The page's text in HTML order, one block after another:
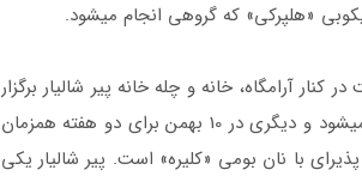
«هلپرکی» که گروهی انجام می­شود.
آرامگاه، خانه و چله خانه پیر شالیار برگزار
می­شود، یکی در 15 اردیبهشت که «کوهساری» یا «کمسای» خوانده می­شود و دیگری در 10 بهمن برای دو هفته همزمان
با نان بومی «کلیره» است. پیر شالیار یکی